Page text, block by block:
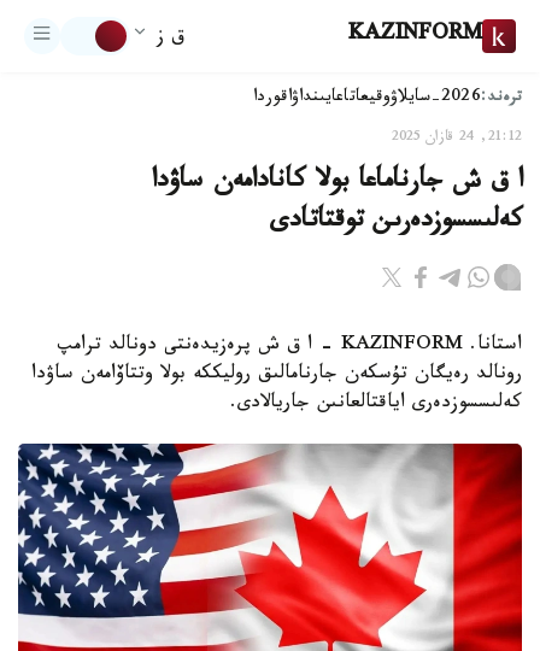
KAZINFORM ق ز
ترەند:2026-سايلاۋ وقيعاتاعايىنداۋاقوردا
21:12, 24 قازان 2025
ا ق ش جارناماعا بولا كانادامەن ساۋدا
كەلىسسوزدەرىن توقتاتادى
استانا. KAZINFORM – ا ق ش پرەزيدەنتى دونالد ترامپ
رونالد رەيگان تۇسكەن جارنامالىق روليككە بولا وتتاۆامەن ساۋدا
كەلىسسوزدەرى اياقتالعانىن جاريالادى.